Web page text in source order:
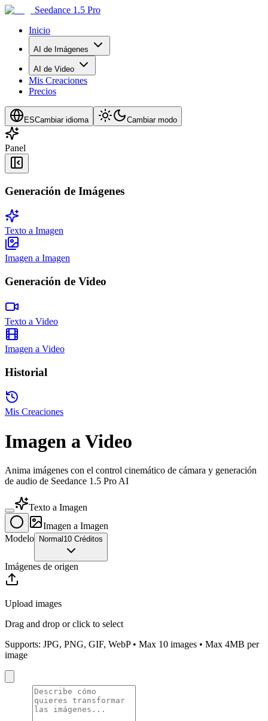
Seedance 1.5 Pro
Inicio
AI de Imágenes
AI de Video
Mis Creaciones
Precios
ESCambiar idioma Cambiar modo
Panel
Generación de Imágenes
Texto a Imagen
Imagen a Imagen
Generación de Video
Texto a Video
Imagen a Video
Historial
Mis Creaciones
Imagen a Video
Anima imágenes con el control cinemático de cámara y generación
de audio de Seedance 1.5 Pro AI
Texto a Imagen
Imagen a Imagen
Modelo
Normal 10 Créditos
Imágenes de origen
Upload images
Drag and drop or click to select
Supports: JPG, PNG, GIF, WebP • Max 10 images • Max 4MB per
image